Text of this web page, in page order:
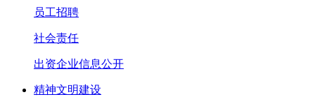
员工招聘
社会责任
出资企业信息公开
精神文明建设